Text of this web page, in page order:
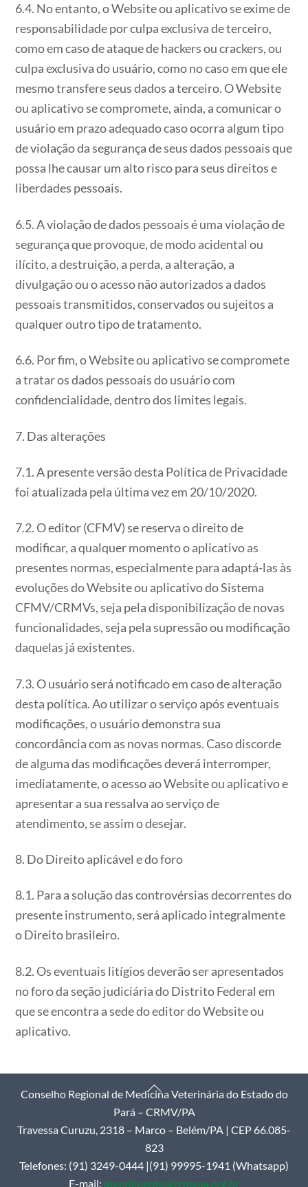
6.4. No entanto, o Website ou aplicativo se exime de
responsabilidade por culpa exclusiva de terceiro,
como em caso de ataque de hackers ou crackers, ou
culpa exclusiva do usuário, como no caso em que ele
mesmo transfere seus dados a terceiro. O Website
ou aplicativo se compromete, ainda, a comunicar o
usuário em prazo adequado caso ocorra algum tipo
de violação da segurança de seus dados pessoais que
possa lhe causar um alto risco para seus direitos e
liberdades pessoais.
6.5. A violação de dados pessoais é uma violação de
segurança que provoque, de modo acidental ou
ilícito, a destruição, a perda, a alteração, a
divulgação ou o acesso não autorizados a dados
pessoais transmitidos, conservados ou sujeitos a
qualquer outro tipo de tratamento.
6.6. Por fim, o Website ou aplicativo se compromete
a tratar os dados pessoais do usuário com
confidencialidade, dentro dos limites legais.
7. Das alterações
7.1. A presente versão desta Política de Privacidade
foi atualizada pela última vez em 20/10/2020.
7.2. O editor (CFMV) se reserva o direito de
modificar, a qualquer momento o aplicativo as
presentes normas, especialmente para adaptá-las às
evoluções do Website ou aplicativo do Sistema
CFMV/CRMVs, seja pela disponibilização de novas
funcionalidades, seja pela supressão ou modificação
daquelas já existentes.
7.3. O usuário será notificado em caso de alteração
desta política. Ao utilizar o serviço após eventuais
modificações, o usuário demonstra sua
concordância com as novas normas. Caso discorde
de alguma das modificações deverá interromper,
imediatamente, o acesso ao Website ou aplicativo e
apresentar a sua ressalva ao serviço de
atendimento, se assim o desejar.
8. Do Direito aplicável e do foro
8.1. Para a solução das controvérsias decorrentes do
presente instrumento, será aplicado integralmente
o Direito brasileiro.
8.2. Os eventuais litígios deverão ser apresentados
no foro da seção judiciária do Distrito Federal em
que se encontra a sede do editor do Website ou
aplicativo.
Back
To
Top
Conselho Regional de Medicina Veterinária do Estado do
Pará – CRMV/PA
Travessa Curuzu, 2318 – Marco – Belém/PA | CEP 66.085-
823
Telefones: (91) 3249-0444 |(91) 99995-1941 (Whatsapp)
E-mail: atendimento@crmvpa.org.br